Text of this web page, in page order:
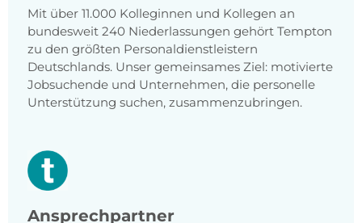
Mit über 11.000 Kolleginnen und Kollegen an
bundesweit 240 Niederlassungen gehört Tempton
zu den größten Personaldienstleistern
Deutschlands. Unser gemeinsames Ziel: motivierte
Jobsuchende und Unternehmen, die personelle
Unterstützung suchen, zusammenzubringen.
Ansprechpartner